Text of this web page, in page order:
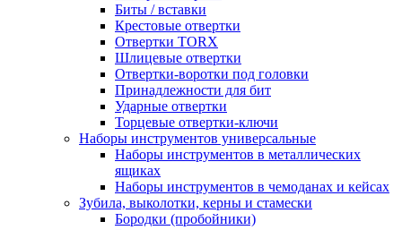
Биты / вставки
Крестовые отвертки
Отвертки TORX
Шлицевые отвертки
Отвертки-воротки под головки
Принадлежности для бит
Ударные отвертки
Торцевые отвертки-ключи
Наборы инструментов универсальные
Наборы инструментов в металлических
ящиках
Наборы инструментов в чемоданах и кейсах
Зубила, выколотки, керны и стамески
Бородки (пробойники)